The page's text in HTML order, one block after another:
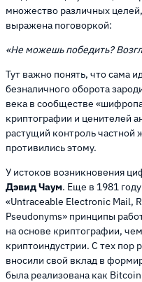
множество различных
выражена поговоркой:
«Не можешь победить?
Тут важно понять, что сама
безналичного оборота
века в сообществе
криптографии и ценителей
растущий контроль частной
противились этому.
У истоков возникновения
Дэвид Чаум. Еще в 1981
«Untraceable Electronic Mail,
Pseudonyms» принципы
на основе криптографии,
криптоиндустрии. С тех пор
вносили свой вклад в
была реализована как